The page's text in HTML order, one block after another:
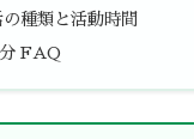
の種類と活動時間
FAQ